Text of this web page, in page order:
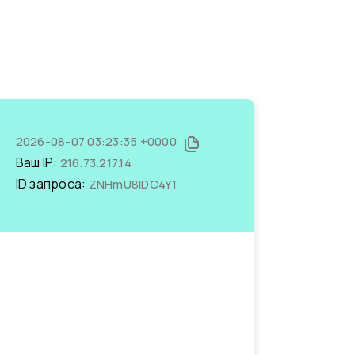
2026-08-07 03:23:35 +0000
Ваш IP: 216.73.217.14
ID запроса: ZNHmU8IDC4Y1